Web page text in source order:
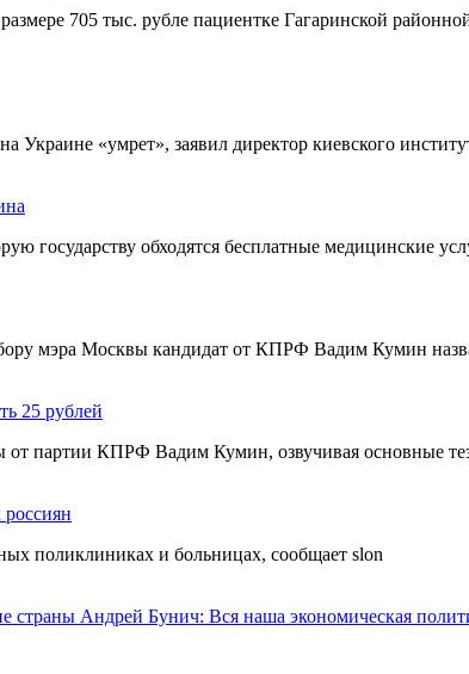
705 тыс. рубле пациентке Гагаринской
Украине «умрет», заявил директор киевского
государству обходятся бесплатные медицинские
мэра Москвы кандидат от КПРФ Вадим Кумин
25 рублей
партии КПРФ Вадим Кумин, озвучивая основные
поликлиниках и больницах, сообщает slon
Андрей Бунич: Вся наша экономическая